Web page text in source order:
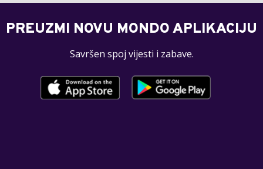
PREUZMI NOVU MONDO APLIKACIJU
Savršen spoj vijesti i zabave.